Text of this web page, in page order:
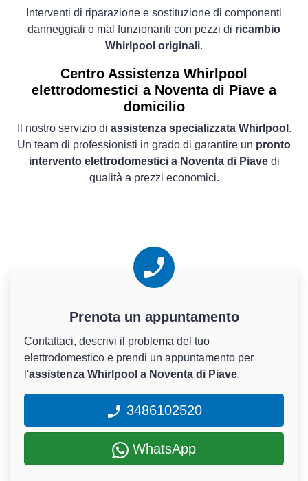
Interventi di riparazione e sostituzione di componenti
danneggiati o mal funzionanti con pezzi di ricambio
Whirlpool originali.
Centro Assistenza Whirlpool
elettrodomestici a Noventa di Piave a
domicilio
Il nostro servizio di assistenza specializzata Whirlpool .
Un team di professionisti in grado di garantire un pronto
intervento elettrodomestici a Noventa di Piavedi
qualità a prezzi economici.
Prenota un appuntamento
Contattaci, descrivi il problema del tuo
elettrodomestico e prendi un appuntamento per
l'assistenza Whirlpool a Noventa di Piave.
3486102520
WhatsApp